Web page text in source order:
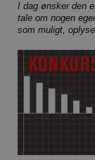
I dag ønsker den
tale om nogen
som muligt,